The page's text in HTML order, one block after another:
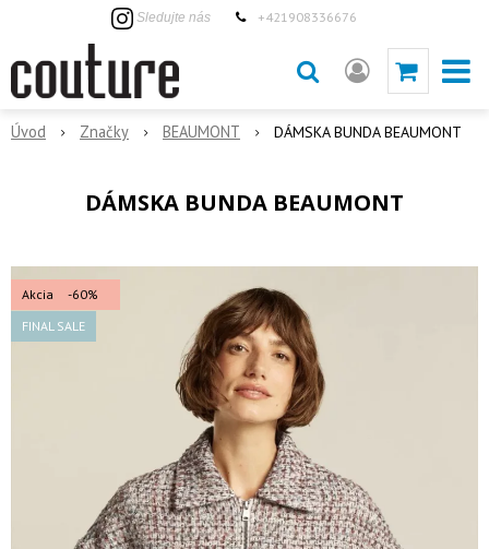
Sledujte nás +421908336676
Úvod Značky BEAUMONT DÁMSKA BUNDA BEAUMONT
DÁMSKA BUNDA BEAUMONT
Akcia
-60%
FINAL SALE